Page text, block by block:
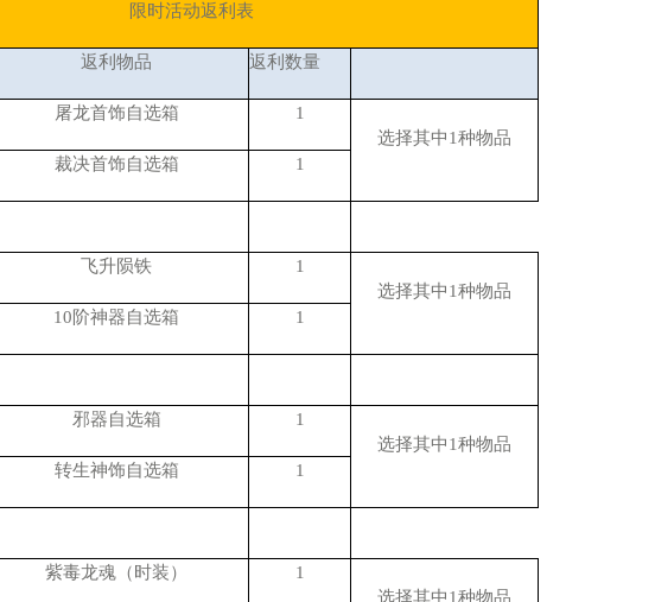
限时活动返利表
返利物品 返利数量
屠龙首饰自选箱
1
选择其中1种物品
裁决首饰自选箱
1
飞升陨铁
1
选择其中1种物品
10阶神器自选箱
1
邪器自选箱
1
选择其中1种物品
转生神饰自选箱
1
紫毒龙魂（时装）
1
选择其中1种物品